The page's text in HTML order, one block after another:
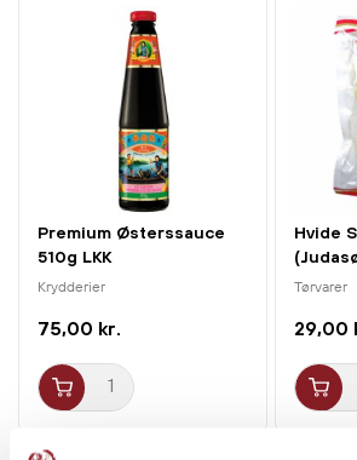
Premium Østerssauce
510g LKK
Krydderier
75,00 kr.
Hvide
Peach
Tørvarer
29,00